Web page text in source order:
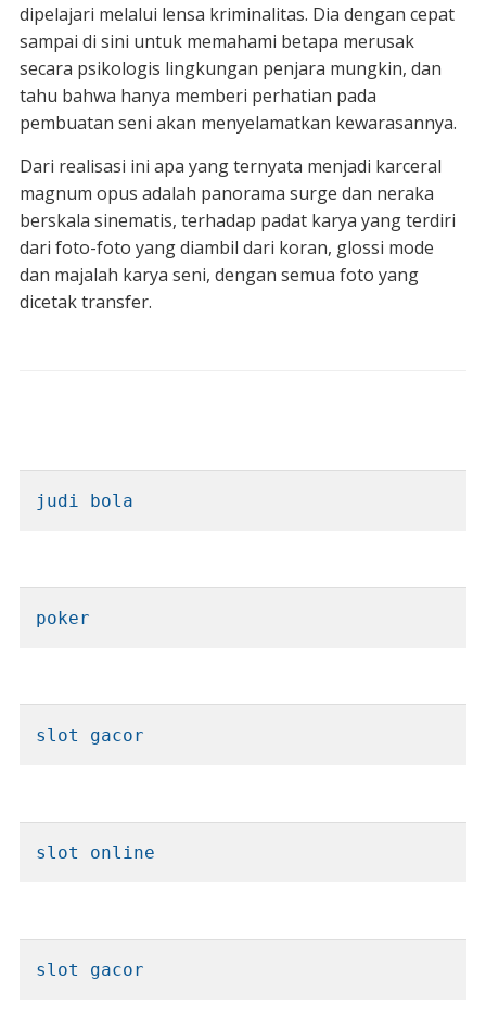
judi bola
poker
slot gacor
slot online
slot gacor
dipelajari melalui lensa kriminalitas. Dia dengan cepat
sampai di sini untuk memahami betapa merusak
secara psikologis lingkungan penjara mungkin, dan
tahu bahwa hanya memberi perhatian pada
pembuatan seni akan menyelamatkan kewarasannya.
Dari realisasi ini apa yang ternyata menjadi karceral
magnum opus adalah panorama surge dan neraka
berskala sinematis, terhadap padat karya yang terdiri
dari foto-foto yang diambil dari koran, glossi mode
dan majalah karya seni, dengan semua foto yang
dicetak transfer.